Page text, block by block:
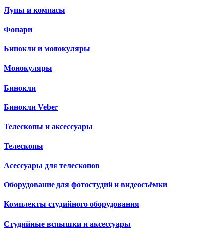
Лупы и компасы
Фонари
Бинокли и монокуляры
Монокуляры
Бинокли
Бинокли Veber
Телескопы и аксессуары
Телескопы
Асессуары для телескопов
Оборудование для фотостудий и видеосъёмки
Комплекты студийного оборудования
Студийные вспышки и аксессуары